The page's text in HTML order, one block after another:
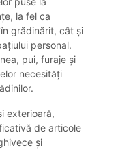
la fel ca
grădinărit, cât și
personal.
pui, furaje și
necesități
exterioară,
de articole
și